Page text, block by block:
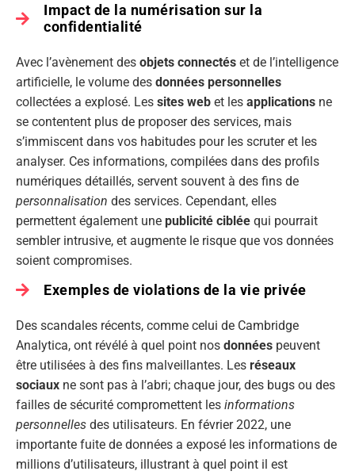
Impact de la numérisation sur la
confidentialité
Avec l’avènement des objets connectés et de l’intelligence
artificielle, le volume des données personnelles
collectées a explosé. Les sites web et les applications ne
se contentent plus de proposer des services, mais
s’immiscent dans vos habitudes pour les scruter et les
analyser. Ces informations, compilées dans des profils
numériques détaillés, servent souvent à des fins de
personnalisation des services. Cependant, elles
permettent également une publicité ciblée qui pourrait
sembler intrusive, et augmente le risque que vos données
soient compromises.
Exemples de violations de la vie privée
Des scandales récents, comme celui de Cambridge
Analytica, ont révélé à quel point nos données peuvent
être utilisées à des fins malveillantes. Les réseaux
sociaux ne sont pas à l’abri; chaque jour, des bugs ou des
failles de sécurité compromettent les informations
personnelles des utilisateurs. En février 2022, une
importante fuite de données a exposé les informations de
millions d’utilisateurs, illustrant à quel point il est